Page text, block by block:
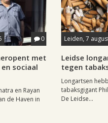
0
met
sociaal
en Rayan
de Haven in
Leiden, 7
Leidse
tegen
Longartsen
tabaksgigant
De Leidse...